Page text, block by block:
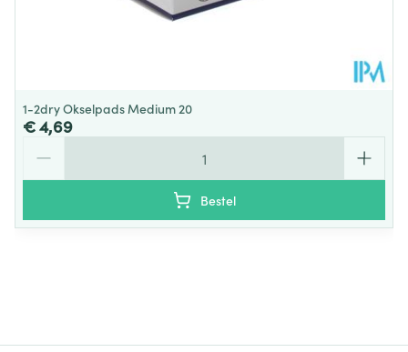
1-2dry Okselpads Medium 20
€ 4,69
Bestel